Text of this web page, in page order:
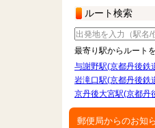
ルート検索
最寄り駅からルート
与謝野駅(京都丹後鉄
岩滝口駅(京都丹後鉄
京丹後大宮駅(京都丹
郵便局からのお知